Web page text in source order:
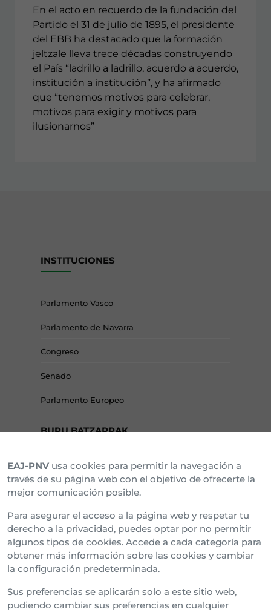
En el acto en recuerdo de la fundación del
Partido el 31 de julio de 1895, el presidente
del EBB ha destacado que la formación
jeltzale lleva trece décadas construyendo
el País “ladrillo a ladrillo, acuerdo a acuerdo,
institución a institución”, y ha afirmado
que “tenemos motivos para celebrar,
motivos para exigir y motivos para
ilusionarnos”
INSTITUCIONES
Parlamento Vasco
Parlamento de Navarra
Congreso
Senado
Parlamento Europeo
BURU BATZARRAK
Araba Buru Batzar
Bizkai Buru Batzar
Gipuzko Buru Batzar
Ipar Buru Batzar
Napar Buru Batzar
EAJ-PNV usa cookies para permitir la navegación a
través de su página web con el objetivo de ofrecerte la
mejor comunicación posible.
Para asegurar el acceso a la página web y respetar tu
derecho a la privacidad, puedes optar por no permitir
algunos tipos de cookies. Accede a cada categoría para
obtener más información sobre las cookies y cambiar
la configuración predeterminada.
Sus preferencias se aplicarán solo a este sitio web,
pudiendo cambiar sus preferencias en cualquier